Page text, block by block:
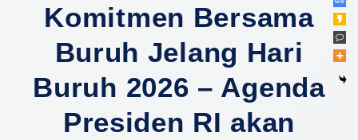
Komitmen Bersama
Buruh Jelang Hari
Buruh 2026 – Agenda
Presiden RI akan